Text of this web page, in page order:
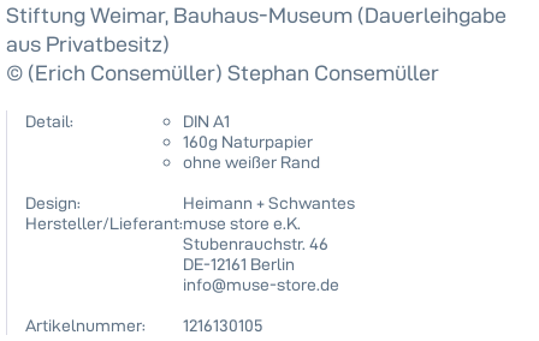
Stiftung Weimar, Bauhaus-Museum (Dauerleihgabe
aus Privatbesitz)
© (Erich Consemüller) Stephan Consemüller
Detail:
DIN A1
160g Naturpapier
ohne weißer Rand
Design:
Heimann + Schwantes
Hersteller/Lieferant:muse store e.K.
Stubenrauchstr. 46
DE-12161 Berlin
info@muse-store.de
Artikelnummer:
1216130105